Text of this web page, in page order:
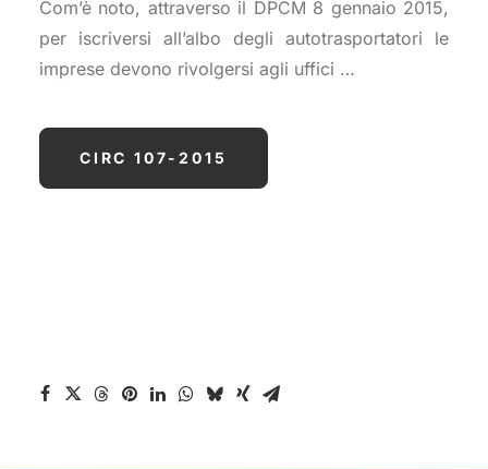
Com’è noto, attraverso il DPCM 8 gennaio 2015,
per iscriversi all’albo degli autotrasportatori le
imprese devono rivolgersi agli uffici …
CIRC 107-2015